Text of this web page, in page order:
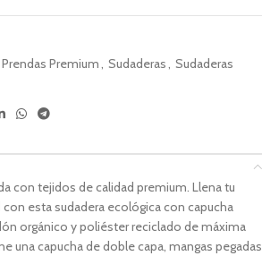
Prendas Premium, Sudaderas, Sudaderas
con tejidos de calidad premium. Llena tu
esta sudadera ecológica con capucha
orgánico y poliéster reciclado de máxima
una capucha de doble capa, mangas pegadas